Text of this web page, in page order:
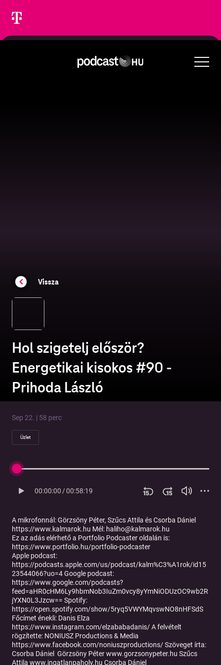
Vissza
Hol szigetelj először?
Energetikai kisokos #90 -
Prihoda László
Sep 22. | 58 perc
Üzlet
00:00:00/00:58:19
A mikrofonnál: Görzsöny Péter, Szűcs Attila és Csorba Dániel
https://www.kalmarok.hu Mél: haliho@kalmarok.hu
Ez az adás elérhető a Portfolio Podcaster oldalán is:
https://www.portfolio.hu/portfolio-podcaster
Apple podcast:
https://podcasts.apple.com/us/podcast/kalm%C3%A1rok/id15
23544066?uo=4 Google podcast:
https://www.google.com/podcasts?
feed=aHR0cHM6Ly9hbmNob3IuZm0vcy8yYmNiODUzOC9wb2R
jYXN0L3Jzcw== Spotify:
https://open.spotify.com/show/5ryq5VWYMqvswNO8nHFSdS
Főcímet énekli: Danis Elza
https://www.instagram.com/elzababadanis/ A felvételt
rögzítette: NONIUSZ Productions & Media
https://www.facebook.com/noniuszproductions/ Szöveget írta:
Csorba Dániel Görzsöny Péter www.gorzsonypeter.hu Szűcs
Attila www.ingatlanpaholy.hu Csorba Dániel